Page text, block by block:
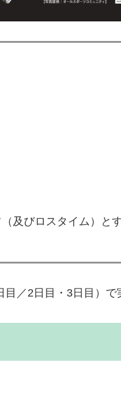
及びロスタイム）とす
／2日目・3日目）で